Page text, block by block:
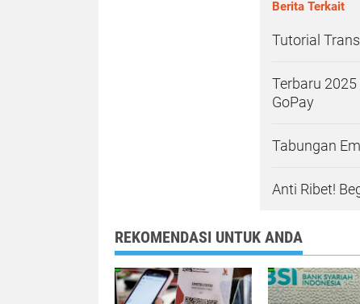
Berita Terkait
Tutorial
Terbaru
GoPay
Tabungan
Anti Ribet!
REKOMENDASI UNTUK ANDA